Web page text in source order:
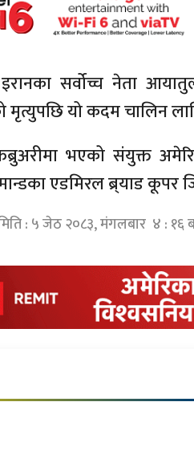
इरानका सर्वोच्च नेता
यो कदम चालिन
भएको संयुक्त
एडमिरल ब्र्याड कूपर
: ५ जेठ २०८३, मंगलबार ४ : १६